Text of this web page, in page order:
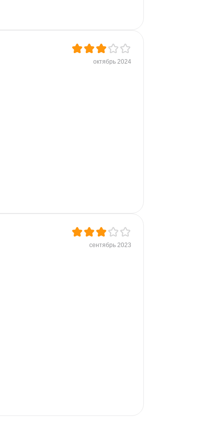
октябрь 2024
сентябрь 2023